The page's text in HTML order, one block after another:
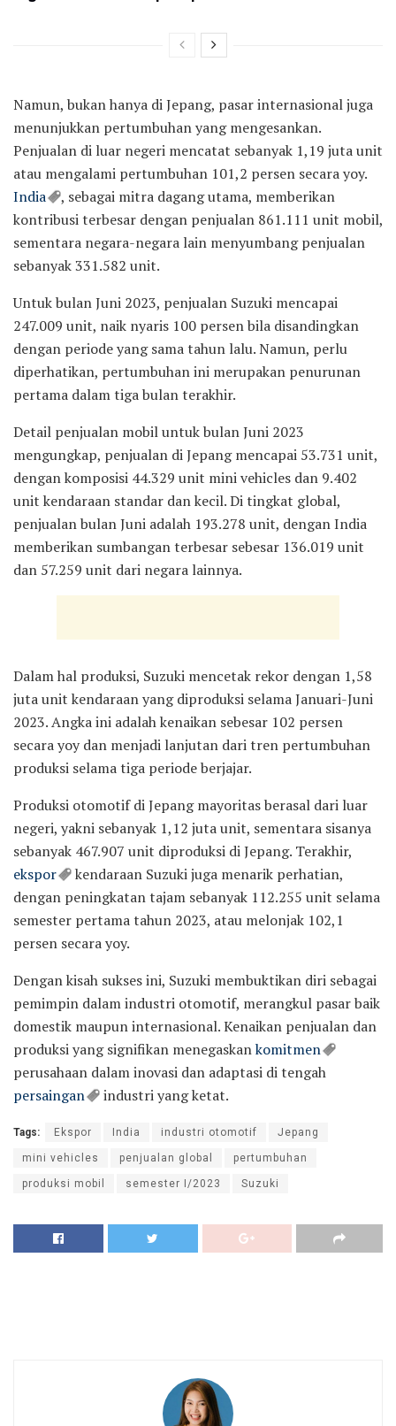
Namun, bukan hanya di Jepang, pasar internasional juga
menunjukkan pertumbuhan yang mengesankan.
Penjualan di luar negeri mencatat sebanyak 1,19 juta unit
atau mengalami pertumbuhan 101,2 persen secara yoy.
India
, sebagai mitra dagang utama, memberikan
kontribusi terbesar dengan penjualan 861.111 unit mobil,
sementara negara-negara lain menyumbang penjualan
sebanyak 331.582 unit.
Untuk bulan Juni 2023, penjualan Suzuki mencapai
247.009 unit, naik nyaris 100 persen bila disandingkan
dengan periode yang sama tahun lalu. Namun, perlu
diperhatikan, pertumbuhan ini merupakan penurunan
pertama dalam tiga bulan terakhir.
Detail penjualan mobil untuk bulan Juni 2023
mengungkap, penjualan di Jepang mencapai 53.731 unit,
dengan komposisi 44.329 unit mini vehicles dan 9.402
unit kendaraan standar dan kecil. Di tingkat global,
penjualan bulan Juni adalah 193.278 unit, dengan India
memberikan sumbangan terbesar sebesar 136.019 unit
dan 57.259 unit dari negara lainnya.
Dalam hal produksi, Suzuki mencetak rekor dengan 1,58
juta unit kendaraan yang diproduksi selama Januari-Juni
2023. Angka ini adalah kenaikan sebesar 102 persen
secara yoy dan menjadi lanjutan dari tren pertumbuhan
produksi selama tiga periode berjajar.
Produksi otomotif di Jepang mayoritas berasal dari luar
negeri, yakni sebanyak 1,12 juta unit, sementara sisanya
sebanyak 467.907 unit diproduksi di Jepang. Terakhir,
ekspor
kendaraan Suzuki juga menarik perhatian,
dengan peningkatan tajam sebanyak 112.255 unit selama
semester pertama tahun 2023, atau melonjak 102,1
persen secara yoy.
Dengan kisah sukses ini, Suzuki membuktikan diri sebagai
pemimpin dalam industri otomotif, merangkul pasar baik
domestik maupun internasional. Kenaikan penjualan dan
produksi yang signifikan menegaskankomitmen
perusahaan dalam inovasi dan adaptasi di tengah
persaingan
industri yang ketat.
Tags: Ekspor India industri otomotif Jepang
mini vehicles penjualan global pertumbuhan
produksi mobil semester I/2023 Suzuki